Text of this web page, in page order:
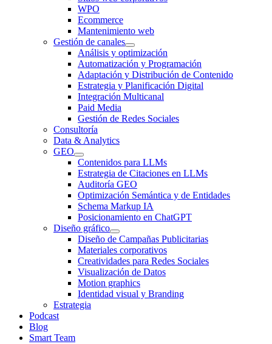
WPO
Ecommerce
Mantenimiento web
Gestión de canales
Análisis y optimización
Automatización y Programación
Adaptación y Distribución de Contenido
Estrategia y Planificación Digital
Integración Multicanal
Paid Media
Gestión de Redes Sociales
Consultoría
Data & Analytics
GEO
Contenidos para LLMs
Estrategia de Citaciones en LLMs
Auditoría GEO
Optimización Semántica y de Entidades
Schema Markup IA
Posicionamiento en ChatGPT
Diseño gráfico
Diseño de Campañas Publicitarias
Materiales corporativos
Creatividades para Redes Sociales
Visualización de Datos
Motion graphics
Identidad visual y Branding
Estrategia
Podcast
Blog
Smart Team